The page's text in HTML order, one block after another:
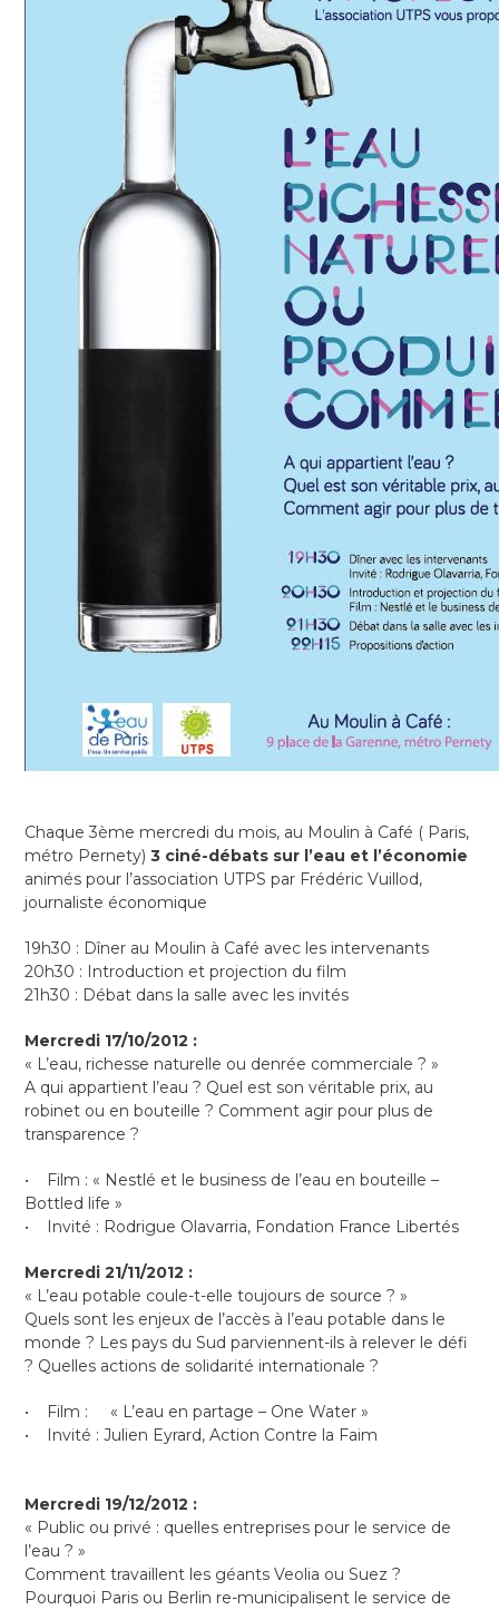
Chaque 3ème mercredi du mois, au Moulin à Café ( Paris,
métro Pernety)3 ciné-débats sur l’eau et l’économie
animés pour l’association UTPS par Frédéric Vuillod,
journaliste économique
19h30 : Dîner au Moulin à Café avec les intervenants
20h30 : Introduction et projection du film
21h30 : Débat dans la salle avec les invités
Mercredi 17/10/2012 :
« L’eau, richesse naturelle ou denrée commerciale ? »
A qui appartient l’eau ? Quel est son véritable prix, au
robinet ou en bouteille ? Comment agir pour plus de
transparence ?
• Film : « Nestlé et le business de l’eau en bouteille –
Bottled life »
• Invité : Rodrigue Olavarria, Fondation France Libertés
Mercredi 21/11/2012 :
« L’eau potable coule-t-elle toujours de source ? »
Quels sont les enjeux de l’accès à l’eau potable dans le
monde ? Les pays du Sud parviennent-ils à relever le défi
? Quelles actions de solidarité internationale ?
• Film : « L’eau en partage – One Water »
• Invité : Julien Eyrard, Action Contre la Faim
Mercredi 19/12/2012 :
« Public ou privé : quelles entreprises pour le service de
l’eau ? »
Comment travaillent les géants Veolia ou Suez ?
Pourquoi Paris ou Berlin re-municipalisent le service de